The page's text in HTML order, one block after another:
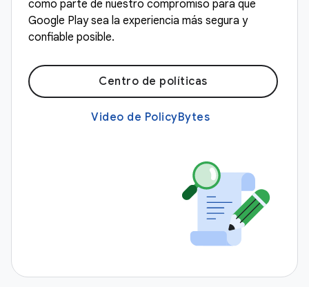
como parte de nuestro compromiso para que
Google Play sea la experiencia más segura y
confiable posible.
Centro de políticas
Video de PolicyBytes